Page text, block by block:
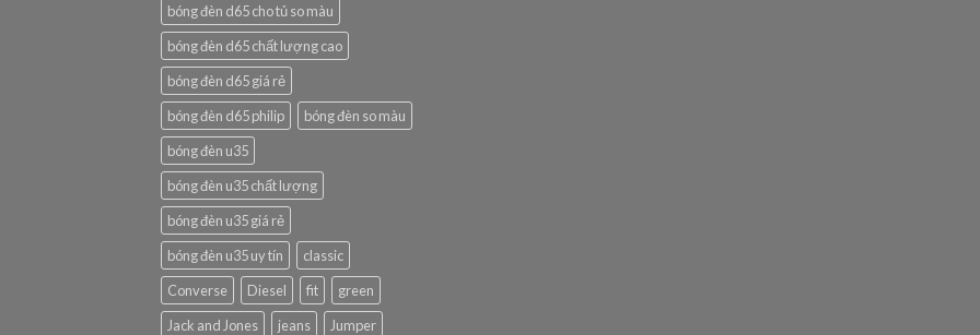
bóng đèn d65 cho tủ so màu
bóng đèn d65 chất lượng cao
bóng đèn d65 giá rẻ
bóng đèn d65 philip
bóng đèn so màu
bóng đèn u35
bóng đèn u35 chất lượng
bóng đèn u35 giá rẻ
bóng đèn u35 uy tín
classic
Converse
Diesel fit
green
Jack and Jones
jeans
Jumper